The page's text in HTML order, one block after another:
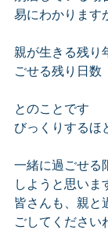
易にわかります
親が生きる残り
ごせる残り日数
とのことです
びっくりするほ
一緒に過ごせる
しようと思いま
皆さんも、親と
ごしてください